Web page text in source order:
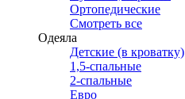
Ортопедические
Смотреть все
Одеяла
Детские (в кроватку)
1,5-спальные
2-спальные
Евро